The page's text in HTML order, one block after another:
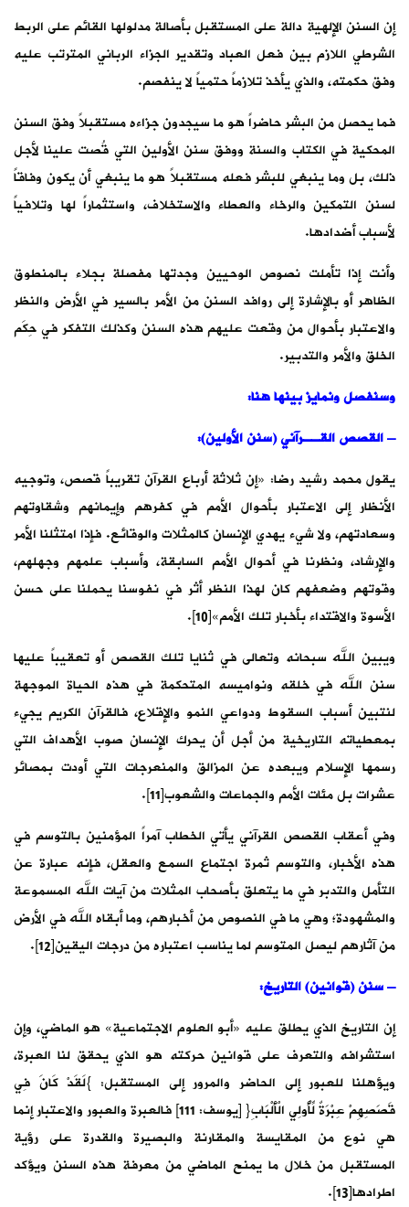
إن السنن الإلهية دالة على المستقبل بأصالة مدلولها القائم على الربط
الشرطي اللازم بين فعل العباد وتقدير الجزاء الرباني المترتب عليه
وفق حكمته، والذي يأخذ تلازماً حتمياً لا ينفصم.
فما يحصل من البشر حاضراً هو ما سيجدون جزاءه مستقبلاً وفق السنن
المحكية في الكتاب والسنة ووفق سنن الأولين التي قُصت علينا لأجل
ذلك، بل وما ينبغي للبشر فعله مستقبلاً هو ما ينبغي أن يكون وفاقاً
لسنن التمكين والرخاء والعطاء والاستخلاف، واستثماراً لها وتلافياً
لأسباب أضدادها.
وأنت إذا تأملت نصوص الوحيين وجدتها مفصلة بجلاء بالمنطوق
الظاهر أو بالإشارة إلى روافد السنن من الأمر بالسير في الأرض والنظر
والاعتبار بأحوال من وقعت عليهم هذه السنن وكذلك التفكر في حِكَم
الخلق والأمر والتدبير.
وسنفصل ونمايز بينها هنا:
–القصص القــرآني (سنن الأولين):
يقول محمد رشيد رضا: «إن ثلاثة أرباع القرآن تقريباً قصص، وتوجيه
الأنظار إلى الاعتبار بأحوال الأمم في كفرهم وإيمانهم وشقاوتهم
وسعادتهم، ولا شيء يهدي الإنسان كالمثلات والوقائع. فإذا امتثلنا الأمر
والإرشاد، ونظرنا في أحوال الأمم السابقة، وأسباب علمهم وجهلهم،
وقوتهم وضعفهم كان لهذا النظر أثر في نفوسنا يحملنا على حسن
الأسوة والاقتداء بأخبار تلك الأمم»[10].
ويبين الله سبحانه وتعالى في ثنايا تلك القصص أو تعقيباً عليها
سنن الله في خلقه ونواميسه المتحكمة في هذه الحياة الموجهة
لنتبين أسباب السقوط ودواعي النمو والإقلاع، فالقرآن الكريم يجيء
بمعطياته التاريخية من أجل أن يحرك الإنسان صوب الأهداف التي
رسمها الإسلام ويبعده عن المزالق والمنعرجات التي أودت بمصائر
عشرات بل مئات الأمم والجماعات والشعوب[11].
وفي أعقاب القصص القرآني يأتي الخطاب آمراً المؤمنين بالتوسم في
هذه الأخبار، والتوسم ثمرة اجتماع السمع والعقل، فإنه عبارة عن
التأمل والتدبر في ما يتعلق بأصحاب المثلات من آيات الله المسموعة
والمشهودة؛ وهي ما في النصوص من أخبارهم، وما أبقاه الله في الأرض
من آثارهم ليصل المتوسم لما يناسب اعتباره من درجات اليقين[12].
– سنن (قوانين) التاريخ:
إن التاريخ الذي يطلق عليه «أبو العلوم الاجتماعية» هو الماضي، وإن
استشرافه والتعرف على قوانين حركته هو الذي يحقق لنا العبرة،
ويؤهلنا للعبور إلى الحاضر والمرور إلى المستقبل: }لَقَدْ كَانَ فِي
قَصَصِهِمْ عِبْرَةٌ لِّأُولِي الْأَلْبَابِ{ [يوسف: 111] فالعبرة والعبور والاعتبار إنما
هي نوع من المقايسة والمقارنة والبصيرة والقدرة على رؤية
المستقبل من خلال ما يمنح الماضي من معرفة هذه السنن ويؤكد
اطرادها[13].